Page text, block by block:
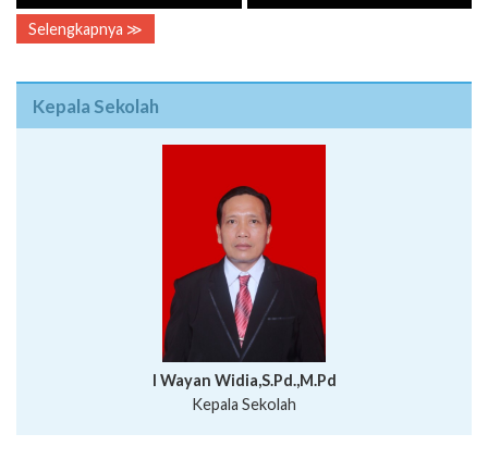
Selengkapnya ≫
Kepala Sekolah
I Wayan Widia,S.Pd.,M.Pd
Kepala Sekolah